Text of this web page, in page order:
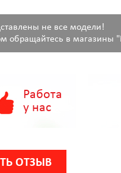
не все модели!
обращайтесь в магазины
Работа
у нас
ОТЗЫВ